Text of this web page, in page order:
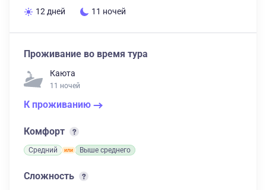
12 дней 11 ночей
Проживание во время тура
Каюта
11 ночей
К проживанию
Комфорт
Средний Выше среднего
Сложность